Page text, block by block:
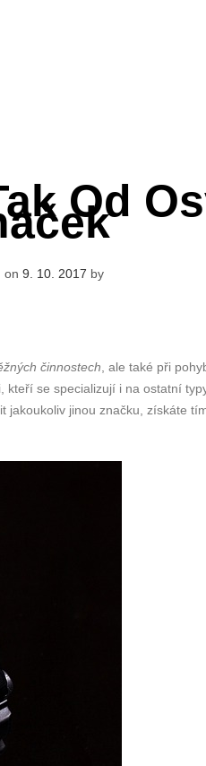
Od
on 9. 10. 2017 by
činnostech , ale také při
se specializují i na ostatní
jakoukoliv jinou značku, získáte